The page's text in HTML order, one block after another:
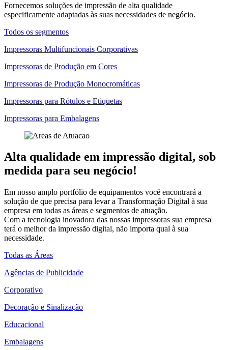
Fornecemos soluções de impressão de alta qualidade
especificamente adaptadas às suas necessidades de negócio.
Todos os segmentos
Impressoras Multifuncionais Corporativas
Impressoras de Produção em Cores
Impressoras de Produção Monocromáticas
Impressoras para Rótulos e Etiquetas
Impressoras para Embalagens
Alta qualidade em impressão digital, sob
medida para seu negócio!
Em nosso amplo portfólio de equipamentos você encontrará a
solução de que precisa para levar a Transformação Digital à sua
empresa em todas as áreas e segmentos de atuação.
Com a tecnologia inovadora das nossas impressoras sua empresa
terá o melhor da impressão digital, não importa qual à sua
necessidade.
Todas as Áreas
Agências de Publicidade
Corporativo
Decoração e Sinalização
Educacional
Embalagens